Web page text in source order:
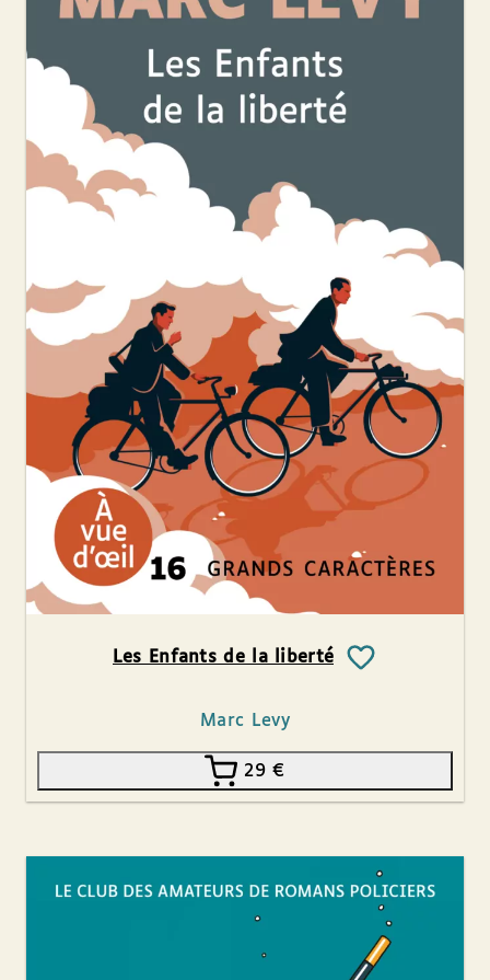
Les Enfants de la liberté
Marc Levy
29€